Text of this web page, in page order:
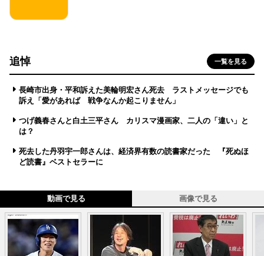
追悼 一覧を見る
長崎市出身・平和訴えた美輪明宏さん死去 ラストメッセージでも
訴え「愛があれば 戦争なんか起こりません」
つげ義春さんと白土三平さん カリスマ漫画家、二人の「違い」と
は？
死去した丹羽宇一郎さんは、経済界有数の読書家だった 『死ぬほ
ど読書』ベストセラーに
動画で見る 画像で見る